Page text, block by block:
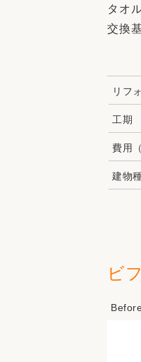
タオ
交換
リフ
工期
費用
建物
ビ